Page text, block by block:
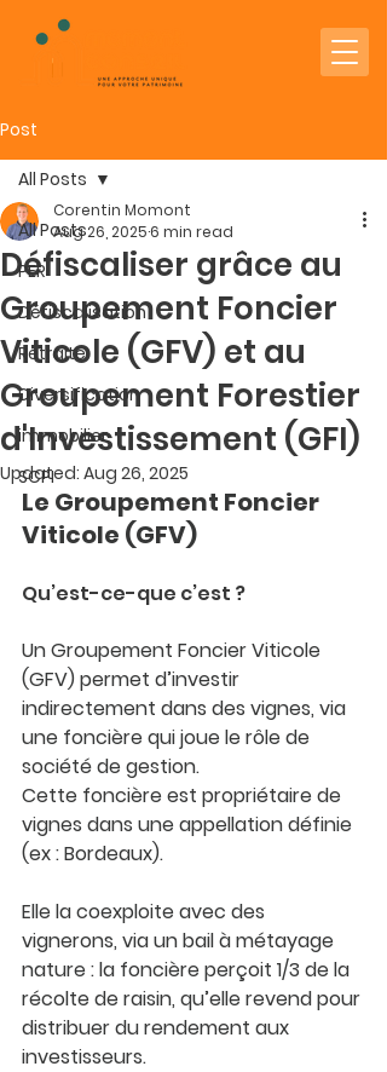
Post
All Posts
PER
Défiscalisation
Retraite
Diversification
immobilier
SCPI
All Posts
Défiscaliser grâce au
Groupement Foncier
Viticole (GFV) et au
Groupement Forestier
d'Investissement (GFI)
Corentin Momont
Aug 26, 20256 min read
Updated: Aug 26, 2025
Le Groupement Foncier
Viticole (GFV)
Qu’est-ce-que c’est ?
Un Groupement Foncier Viticole
(GFV) permet d’investir
indirectement dans des vignes, via
une foncière qui joue le rôle de
société de gestion.
Cette foncière est propriétaire de
vignes dans une appellation définie
(ex : Bordeaux).
Elle la coexploite avec des
vignerons, via un bail à métayage
nature : la foncière perçoit 1/3 de la
récolte de raisin, qu’elle revend pour
distribuer du rendement aux
investisseurs.